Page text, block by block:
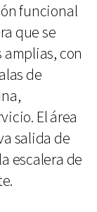
funcional
que se
con
de
El área
salida de
escalera de